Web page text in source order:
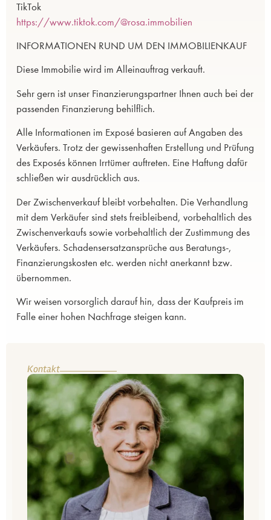
TikTok
https://www.tiktok.com/@rosa.immobilien
INFORMATIONEN RUND UM DEN IMMOBILIENKAUF
Diese Immobilie wird im Alleinauftrag verkauft.
Sehr gern ist unser Finanzierungspartner Ihnen auch bei der
passenden Finanzierung behilflich.
Alle Informationen im Exposé basieren auf Angaben des
Verkäufers. Trotz der gewissenhaften Erstellung und Prüfung
des Exposés können Irrtümer auftreten. Eine Haftung dafür
schließen wir ausdrücklich aus.
Der Zwischenverkauf bleibt vorbehalten. Die Verhandlung
mit dem Verkäufer sind stets freibleibend, vorbehaltlich des
Zwischenverkaufs sowie vorbehaltlich der Zustimmung des
Verkäufers. Schadensersatzansprüche aus Beratungs-,
Finanzierungskosten etc. werden nicht anerkannt bzw.
übernommen.
Wir weisen vorsorglich darauf hin, dass der Kaufpreis im
Falle einer hohen Nachfrage steigen kann.
Kontakt